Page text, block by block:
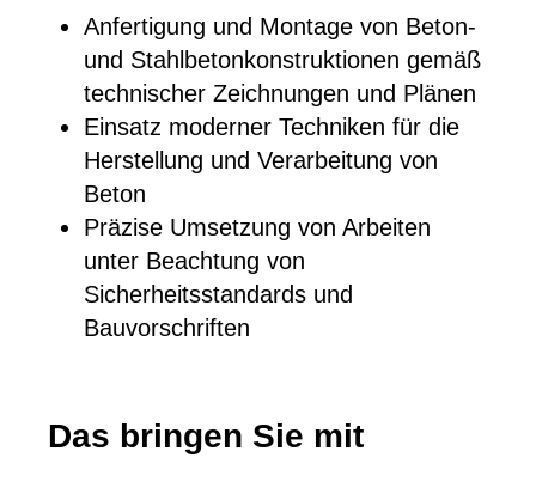
Anfertigung und Montage von Beton-
und Stahlbetonkonstruktionen gemäß
technischer Zeichnungen und Plänen
Einsatz moderner Techniken für die
Herstellung und Verarbeitung von
Beton
Präzise Umsetzung von Arbeiten
unter Beachtung von
Sicherheitsstandards und
Bauvorschriften
Das bringen Sie mit